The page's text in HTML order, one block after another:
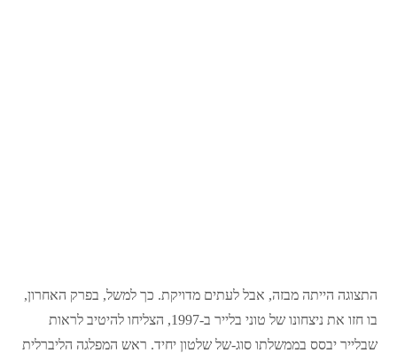
התצוגה הייתה מבזה, אבל לעתים מדויקת. כך למשל, בפרק האחרון,
בו חזו את ניצחונו של טוני בלייר ב-1997, הצליחו להיטיב לראות
שבלייר יבסס בממשלתו סוג-של שלטון יחיד. ראש המפלגה הליברלית